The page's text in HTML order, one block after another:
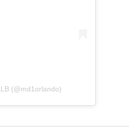
(@md1orlando)